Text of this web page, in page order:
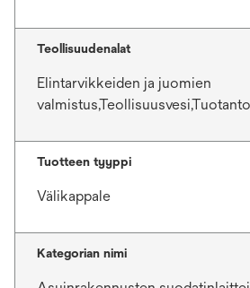
Teollisuudenalat
Elintarvikkeiden ja juomien
Tuotteen tyyppi
Välikappale
Kategorian nimi